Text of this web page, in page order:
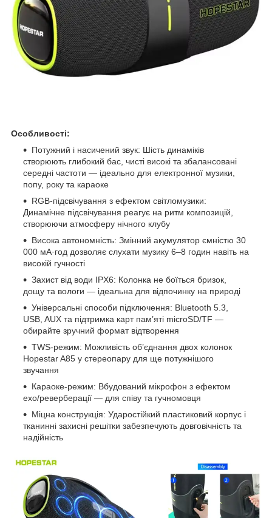
Особливості:
Потужний і насичений звук: Шість динаміків
створюють глибокий бас, чисті високі та збалансовані
середні частоти — ідеально для електронної музики,
попу, року та караоке
RGB-підсвічування з ефектом світломузики:
Динамічне підсвічування реагує на ритм композицій,
створюючи атмосферу нічного клубу
Висока автономність: Змінний акумулятор ємністю 30
000 мА·год дозволяє слухати музику 6–8 годин навіть на
високій гучності
Захист від води IPX6: Колонка не боїться бризок,
дощу та вологи — ідеальна для відпочинку на природі
Універсальні способи підключення: Bluetooth 5.3,
USB, AUX та підтримка карт пам’яті microSD/TF —
обирайте зручний формат відтворення
TWS-режим: Можливість об’єднання двох колонок
Hopestar A85 у стереопару для ще потужнішого
звучання
Караоке-режим: Вбудований мікрофон з ефектом
ехо/реверберації — для співу та гучномовця
Міцна конструкція: Ударостійкий пластиковий корпус і
тканинні захисні решітки забезпечують довговічність та
надійність